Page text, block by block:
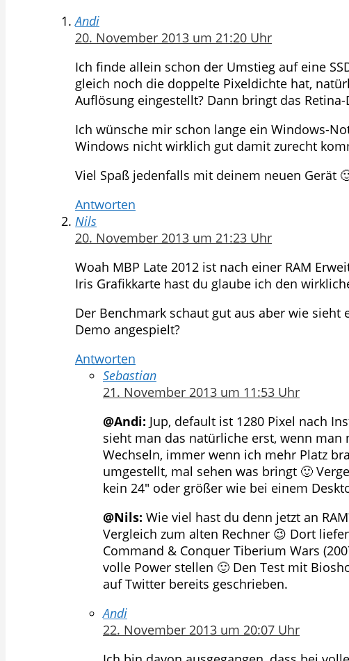
Andi
20. November 2013 um 21:20 Uhr
Ich finde allein schon der Umstieg auf eine
gleich noch die doppelte Pixeldichte hat,
Auflösung eingestellt? Dann bringt das
Ich wünsche mir schon lange ein Windows-
Windows nicht wirklich gut damit zurecht
Viel Spaß jedenfalls mit deinem neuen Gerät
Antworten
Nils
20. November 2013 um 21:23 Uhr
Woah MBP Late 2012 ist nach einer RAM
Iris Grafikkarte hast du glaube ich den
Der Benchmark schaut gut aus aber wie
Demo angespielt?
Antworten
Sebastian
21. November 2013 um 11:53 Uhr
@Andi: Jup, default ist 1280 Pixel nach
sieht man das natürliche erst, wenn
Wechseln, immer wenn ich mehr Platz
umgestellt, mal sehen was bringt 🙂
kein 24″ oder größer wie bei einem
@Nils: Wie viel hast du denn jetzt an
Vergleich zum alten Rechner 😉 Dort
Command & Conquer Tiberium Wars
volle Power stellen 🙂 Den Test mit
auf Twitter bereits geschrieben.
Andi
22. November 2013 um 20:07 Uhr